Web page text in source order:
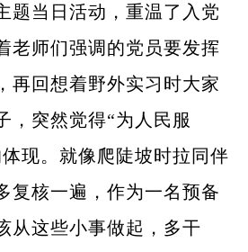
题当日活动，重温了入党
老师们强调的党员要发挥
再回想着野外实习时大家
，突然觉得“为人民服
现。就像爬陡坡时拉同伴
复核一遍，作为一名预备
从这些小事做起，多干